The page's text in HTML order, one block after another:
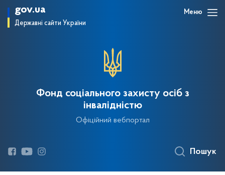
gov.ua
Державні сайти України
Меню
Фонд соціального захисту осіб з
інвалідністю
Офіційний вебпортал
Пошук